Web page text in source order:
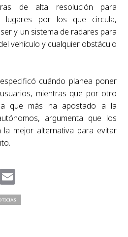
de alta resolución para
lugares por los que circula,
y un sistema de radares para
vehículo y cualquier obstáculo
cuándo planea poner
mientras que por otro
que más ha apostado a la
argumenta que los
mejor alternativa para evitar
Email